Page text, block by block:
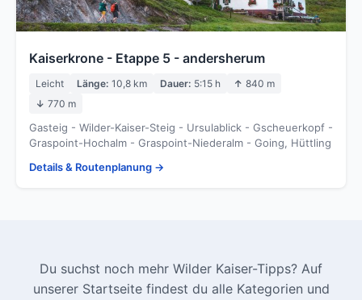
Kaiserkrone - Etappe 5 - andersherum
Leicht Länge: 10,8 km Dauer: 5:15 h ↑ 840 m
↓ 770 m
Gasteig - Wilder-Kaiser-Steig - Ursulablick - Gscheuerkopf -
Graspoint-Hochalm - Graspoint-Niederalm - Going, Hüttling
Details & Routenplanung →
Du suchst noch mehr Wilder Kaiser-Tipps? Auf
unserer Startseite findest du alle Kategorien und